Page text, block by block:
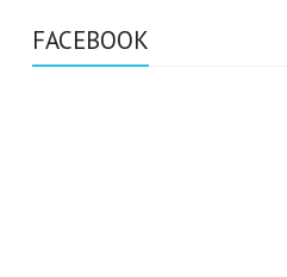
FACEBOOK